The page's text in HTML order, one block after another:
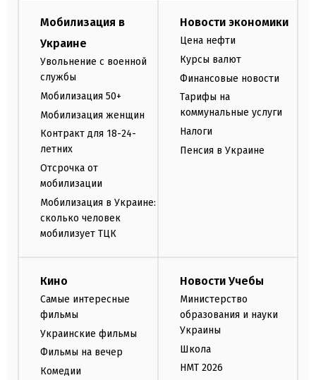
Мобилизация в
Украине
Увольнение с военной
службы
Мобилизация 50+
Мобилизация женщин
Контракт для 18-24-
летних
Отсрочка от
мобилизации
Мобилизация в Украине:
сколько человек
мобилизует ТЦК
Новости экономики
Цена нефти
Курсы валют
Финансовые новости
Тарифы на
коммунальные услуги
Налоги
Пенсия в Украине
Кино
Самые интересные
фильмы
Украинские фильмы
Фильмы на вечер
Комедии
Новости Учебы
Министерство
образования и науки
Украины
Школа
НМТ 2026